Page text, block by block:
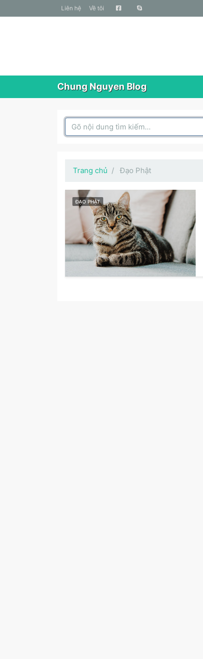
liên hệ Về tôi
Chung Nguyen Blog
Search Box
Trang chủ Đạo Phật
ĐẠO PHẬT